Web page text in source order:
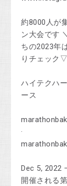
約8000人が
ン大会です
ちの2023年
りチェック▽
ハイテクハ
ース
·
Dec 5, 2022
開催される